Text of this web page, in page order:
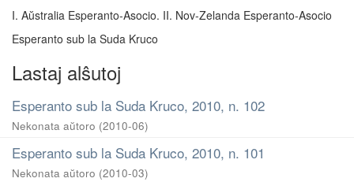
I. Aŭstralia Esperanto-Asocio. II. Nov-Zelanda Esperanto-Asocio
Esperanto sub la Suda Kruco
Lastaj alŝutoj
Esperanto sub la Suda Kruco, 2010, n. 102
Nekonata aŭtoro (2010-06)
Esperanto sub la Suda Kruco, 2010, n. 101
Nekonata aŭtoro (2010-03)